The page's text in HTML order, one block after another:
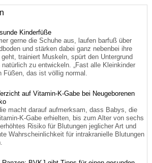
Kinderfüße
gerne die Schuhe aus, laufen barfuß über
und stärken dabei ganz nebenbei ihre
trainiert Muskeln, spürt den Untergrund
zu entwickeln. „Fast alle Kleinkinder
das ist völlig normal.
auf Vitamin-K-Gabe bei Neugeborenen
macht darauf aufmerksam, dass Babys, die
K-Gabe erhielten, bis zum Alter von sechs
Risiko für Blutungen jeglicher Art und
Wahrscheinlichkeit für intrakranielle Blutungen